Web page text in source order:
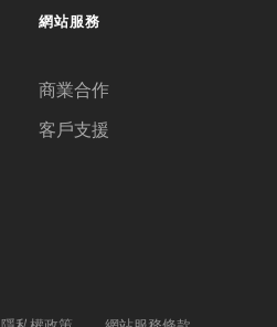
網站服務
商業合作
客戶支援